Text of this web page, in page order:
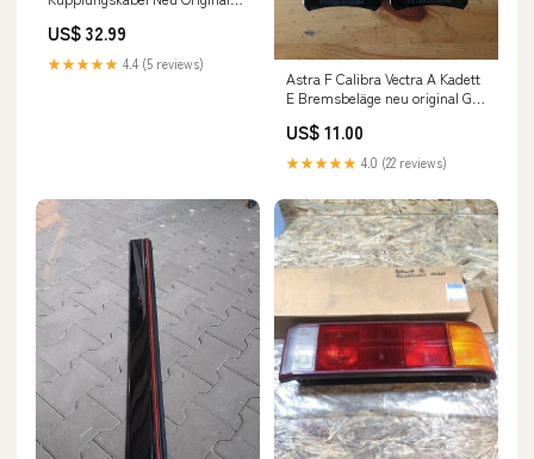
US$ 32.99
★★★★★ 4.4 (5 reviews)
Astra F Calibra Vectra A Kadett
E Bremsbeläge neu original GM
US$ 11.00
★★★★★ 4.0 (22 reviews)